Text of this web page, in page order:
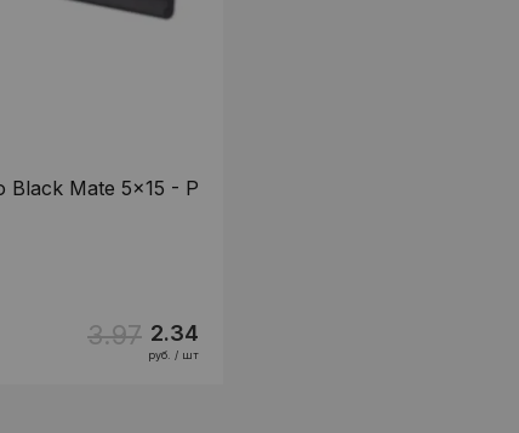
Black Mate 5x15 - P
3.97 2.34
руб. / шт